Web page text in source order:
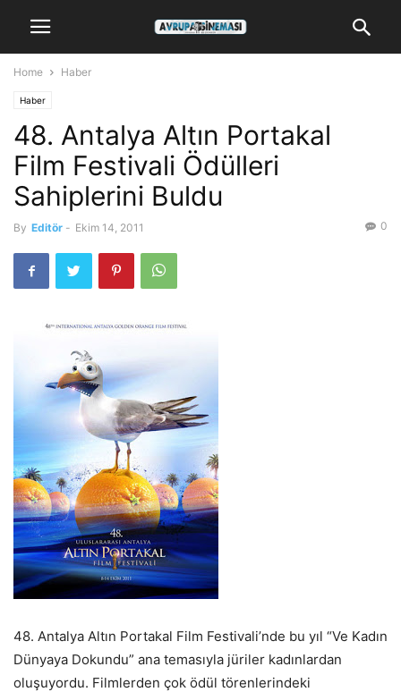
Home Haber
Haber
48. Antalya Altın Portakal
Film Festivali Ödülleri
Sahiplerini Buldu
By Editör - Ekim 14, 2011 0
48. Antalya Altın Portakal Film Festivali’nde bu yıl “Ve Kadın
Dünyaya Dokundu” ana temasıyla jüriler kadınlardan
oluşuyordu. Filmlerden çok ödül törenlerindeki